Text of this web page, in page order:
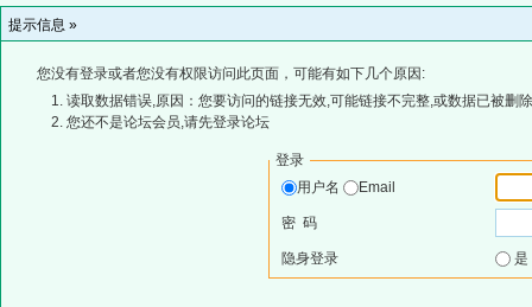
提示信息 »
您没有登录或者您没有权限访问此页面，可能有如下几个原因:
读取数据错误,原因：您要访问的链接无效,可能链接不完整,或数据已被删
您还不是论坛会员,请先登录论坛
登录
用户名
Email
密 码
隐身登录